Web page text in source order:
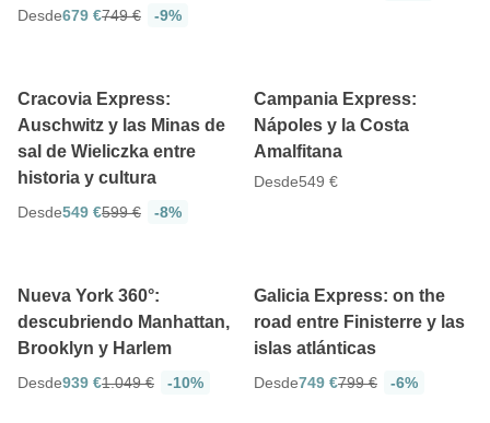
Desde679 €749 € -9%
Cracovia Express:
Auschwitz y las Minas de
sal de Wieliczka entre
historia y cultura
Desde549 €599 € -8%
Campania Express:
Nápoles y la Costa
Amalfitana
Desde549 €
Nueva York 360°:
descubriendo Manhattan,
Brooklyn y Harlem
Desde939 €1.049 € -10%
Galicia Express: on the
road entre Finisterre y las
islas atlánticas
Desde749 €799 € -6%